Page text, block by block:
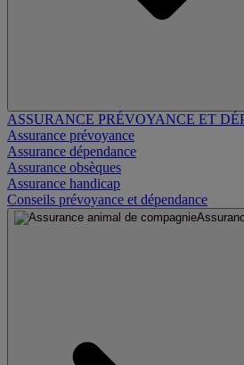
ASSURANCE PRÉVOYANCE ET
Assurance prévoyance
Assurance dépendance
Assurance obsèques
Assurance handicap
Conseils prévoyance et dépendance